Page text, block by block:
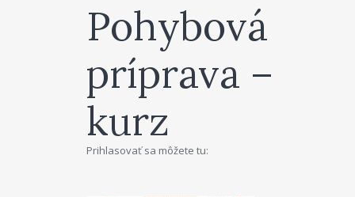
Pohybová
príprava –
kurz
Prihlasovať sa môžete tu: